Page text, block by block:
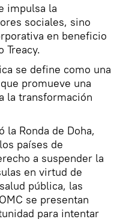
impulsa la
sociales, sino
en beneficio
Treacy.
se define como una
promueve una
la transformación
Ronda de Doha,
países de
a suspender la
en virtud de
pública, las
se presentan
para intentar